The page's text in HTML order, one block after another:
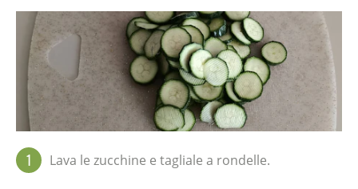
1 Lava le zucchine e tagliale a rondelle.